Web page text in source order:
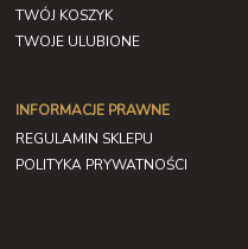
TWÓJ KOSZYK
TWOJE ULUBIONE
INFORMACJE PRAWNE
REGULAMIN SKLEPU
POLITYKA PRYWATNOŚCI